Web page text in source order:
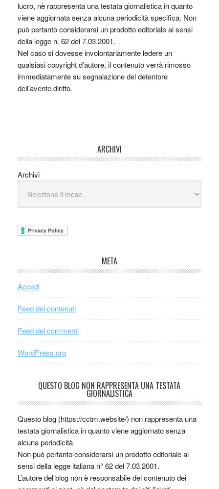
lucro, nè rappresenta una testata giornalistica in quanto
viene aggiornata senza alcuna periodicità specifica. Non
può pertanto considerarsi un prodotto editoriale ai sensi
della legge n. 62 del 7.03.2001.
Nel caso si dovesse involontariamente ledere un
qualsiasi copyright d’autore, il contenuto verrà rimosso
immediatamente su segnalazione del detentore
dell’avente diritto.
ARCHIVI
Archivi
META
Accedi
Feed dei contenuti
Feed dei commenti
WordPress.org
QUESTO BLOG NON RAPPRESENTA UNA TESTATA
GIORNALISTICA
Questo blog (https://cctm.website/) non rappresenta una
testata giornalistica in quanto viene aggiornato senza
alcuna periodicità.
Non può pertanto considerarsi un prodotto editoriale ai
sensi della legge italiana n° 62 del 7.03.2001.
L’autore del blog non è responsabile del contenuto dei